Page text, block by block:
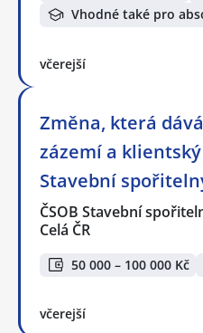
Vhodné také pro
včerejší
Změna, která
zázemí a klientský
Stavební
ČSOB Stavební
Celá ČR
50 000 – 100 000 Kč
včerejší